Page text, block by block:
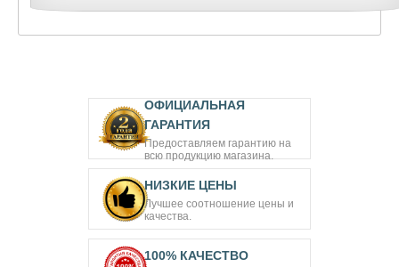
ОФИЦИАЛЬНАЯ
ГАРАНТИЯ
Предоставляем гарантию на
всю продукцию магазина.
НИЗКИЕ ЦЕНЫ
Лучшее соотношение цены и
качества.
100% КАЧЕСТВО